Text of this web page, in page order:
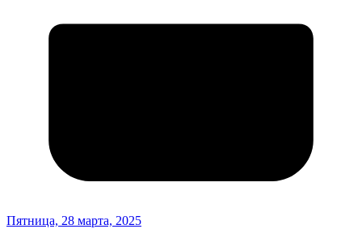
Пятница, 28 марта, 2025